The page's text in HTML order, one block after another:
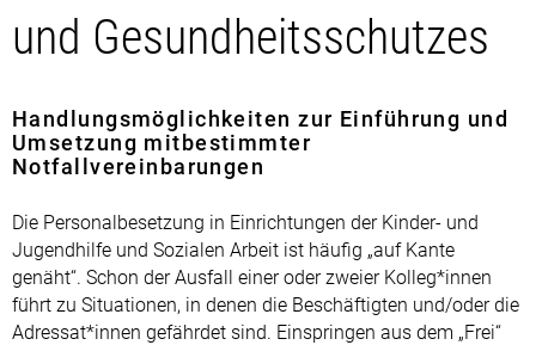
und Gesundheitsschutzes
Handlungsmöglichkeiten zur Einführung und
Umsetzung mitbestimmter
Notfallvereinbarungen
Die Personalbesetzung in Einrichtungen der Kinder- und
Jugendhilfe und Sozialen Arbeit ist häufig „auf Kante
genäht“. Schon der Ausfall einer oder zweier Kolleg*innen
führt zu Situationen, in denen die Beschäftigten und/oder die
Adressat*innen gefährdet sind. Einspringen aus dem „Frei“